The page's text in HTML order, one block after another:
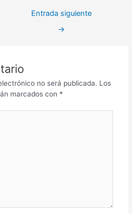
Entrada siguiente
→
no será publicada. Los
marcados con *